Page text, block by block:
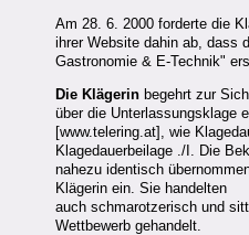
Am 28. 6. 2000 forderte die
ihrer Website dahin ab, dass
Gastronomie & E-Technik"
Die Klägerin begehrt zur
über die Unterlassungsklage
[www.telering.at], wie
Klagedauerbeilage ./I. Die
nahezu identisch
Klägerin ein. Sie handelten
auch schmarotzerisch und
Wettbewerb gehandelt.